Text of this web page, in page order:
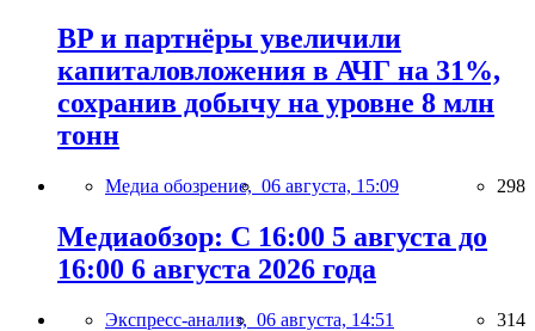
BP и партнёры увеличили
капиталовложения в АЧГ на 31%,
сохранив добычу на уровне 8 млн
тонн
Медиа обозрение, 06 августа, 15:09 298
Медиаобзор: С 16:00 5 августа до
16:00 6 августа 2026 года
Экспресс-анализ, 06 августа, 14:51 314